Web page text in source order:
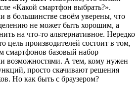
«Какой смартфон выбрать?».
в большинстве своём уверены, что
не может быть хорошим, а
на что-то альтернативное. Нередко
цель производителей состоит в том,
смартфонов базовый набор
возможностями. А тем, кому нужен
просто скачивают решения
Но как быть с браузером?